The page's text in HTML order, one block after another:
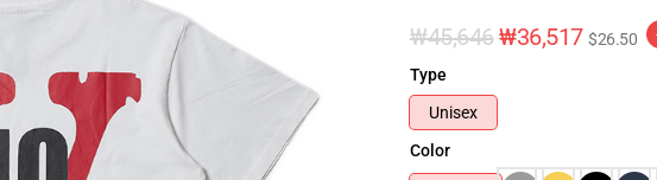
₩45,646₩36,517 $26.50
Type
Unisex
Color